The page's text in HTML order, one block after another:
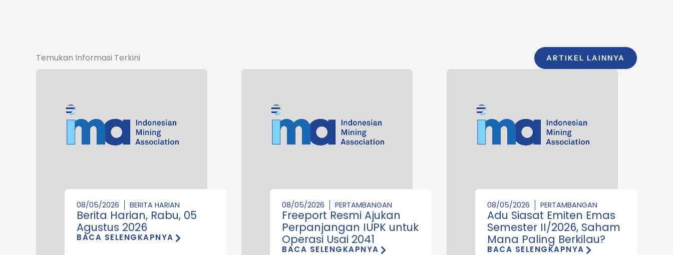
Temukan Informasi Terkini ARTIKEL LAINNYA
08/05/2026 BERITA HARIAN
Berita Harian, Rabu, 05
Agustus 2026
BACA SELENGKAPNYA
08/05/2026 PERTAMBANGAN
Freeport Resmi Ajukan
Perpanjangan IUPK untuk
Operasi Usai 2041
BACA SELENGKAPNYA
08/05/2026 PERTAMBANGAN
Adu Siasat Emiten Emas
Semester II/2026, Saham
Mana Paling Berkilau?
BACA SELENGKAPNYA